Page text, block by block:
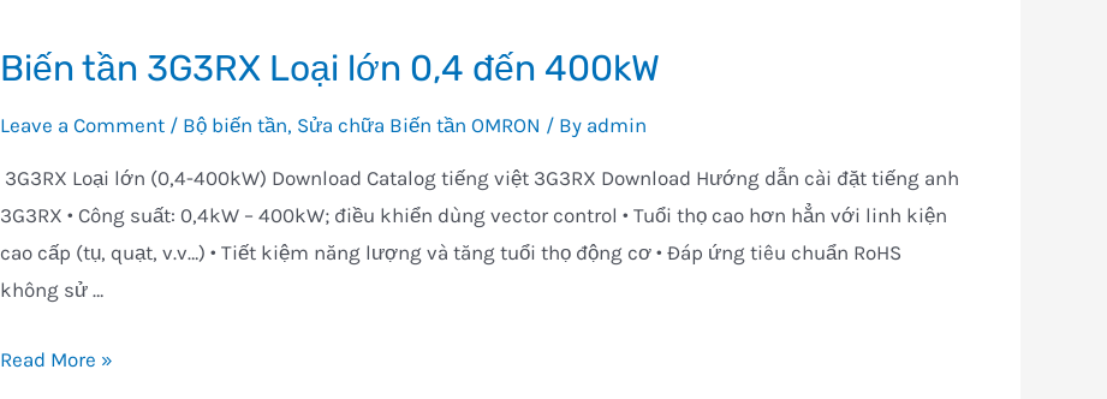
(0,1-
7,5kW)
Biến tần 3G3RX Loại lớn 0,4 đến 400kW
Leave a Comment / Bộ biến tần, Sửa chữa Biến tần OMRON / By admin
3G3RX Loại lớn (0,4-400kW) Download Catalog tiếng việt 3G3RX Download Hướng dẫn cài đặt tiếng anh
3G3RX • Công suất: 0,4kW – 400kW; điều khiển dùng vector control • Tuổi thọ cao hơn hẳn với linh kiện
cao cấp (tụ, quạt, v.v…) • Tiết kiệm năng lượng và tăng tuổi thọ động cơ • Đáp ứng tiêu chuẩn RoHS
không sử …
Biến
Read More »